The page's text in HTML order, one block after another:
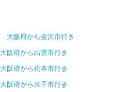
大阪府から金沢市行き
大阪府から出雲市行き
大阪府から松本市行き
大阪府から米子市行き